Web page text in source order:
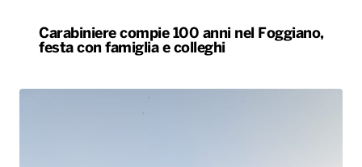
Carabiniere compie 100 anni nel Foggiano,
festa con famiglia e colleghi